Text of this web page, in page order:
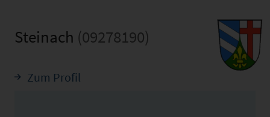
Steinach (09278190)
Zum Profil